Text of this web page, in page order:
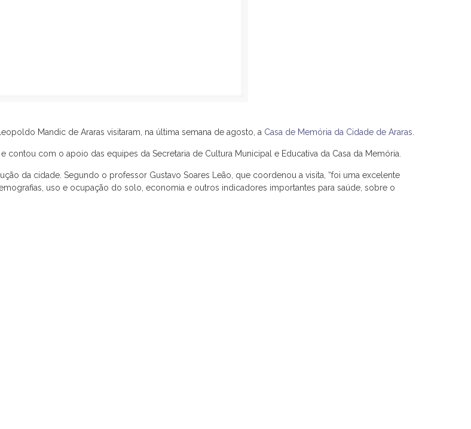
Mandic de Araras visitaram, na última semana de agosto, a Casa de Memória da Cidade de Araras
contou com o apoio das equipes da Secretaria de Cultura Municipal e Educativa da Casa da Memória.
da cidade. Segundo o professor Gustavo Soares Leão, que coordenou a visita, “foi uma excelente
uso e ocupação do solo, economia e outros indicadores importantes para saúde, sobre o